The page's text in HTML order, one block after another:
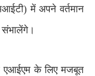
में अपने वर्तमान
संभालेंगे।
एआईएम के लिए मजबूत